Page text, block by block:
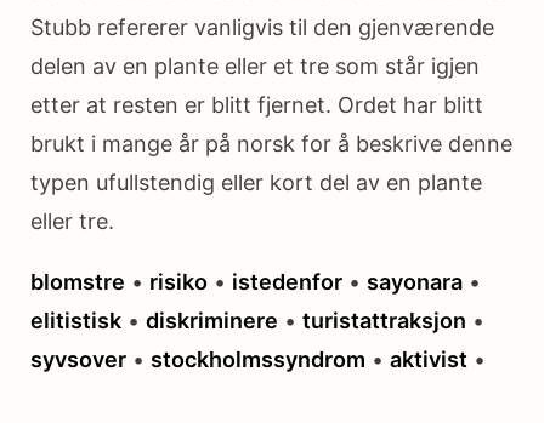
Stubb refererer vanligvis til den gjenværende
delen av en plante eller et tre som står igjen
etter at resten er blitt fjernet. Ordet har blitt
brukt i mange år på norsk for å beskrive denne
typen ufullstendig eller kort del av en plante
eller tre.
blomstre • risiko • istedenfor • sayonara •
elitistisk • diskriminere • turistattraksjon •
syvsover • stockholmssyndrom • aktivist •